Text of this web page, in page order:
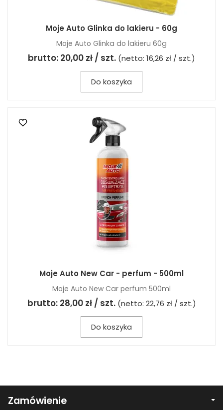
Moje Auto Glinka do lakieru - 60g
Moje Auto Glinka do lakieru 60g
brutto: 20,00 zł / szt. (netto: 16,26 zł / szt.)
Do koszyka
Moje Auto New Car - perfum - 500ml
Moje Auto New Car perfum 500ml
brutto: 28,00 zł / szt. (netto: 22,76 zł / szt.)
Do koszyka
Zamówienie